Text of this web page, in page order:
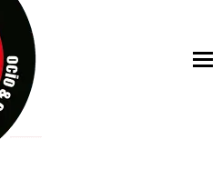
EN EXVITA [RELATIVA
INTERPRETANDO A SERRAT
DE ARMONÍA PERSECUTORIA]
EXPLICA [DESCASADA]
PUTOS SUEÑOS»